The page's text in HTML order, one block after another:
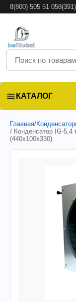
8(800) 505 51 05
КАТАЛОГ
Главная/
/ Конденсатор IG-5,4
(440х100х330)